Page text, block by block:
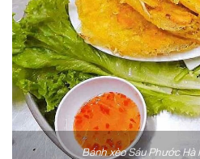
Bánh xèo Sáu Phước Hà